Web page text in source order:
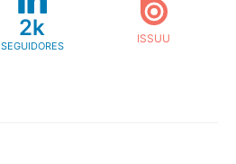
2k
SEGUIDORES